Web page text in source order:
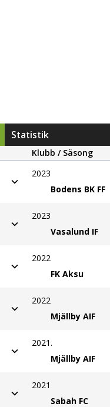
Statistik
Klubb / Säsong
2023
Bodens BK FF
2023
Vasalund IF
2022
FK Aksu
2022
Mjällby AIF
2021.
Mjällby AIF
2021
Sabah FC